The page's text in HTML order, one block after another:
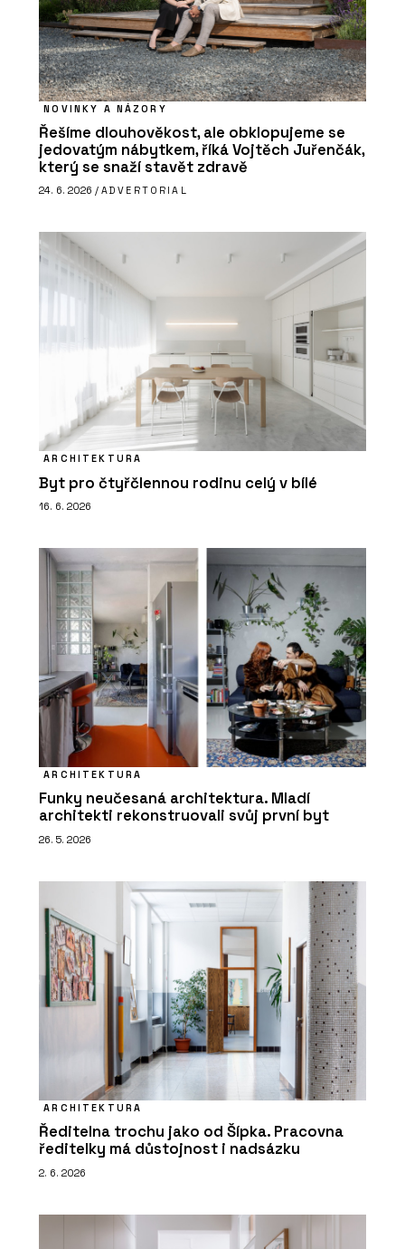
NOVINKY A NÁZORY
Řešíme dlouhověkost, ale obklopujeme se
jedovatým nábytkem, říká Vojtěch Juřenčák,
který se snaží stavět zdravě
24. 6. 2026 / ADVERTORIAL
ARCHITEKTURA
Byt pro čtyřčlennou rodinu celý v bílé
16. 6. 2026
ARCHITEKTURA
Funky neučesaná architektura. Mladí
architekti rekonstruovali svůj první byt
26. 5. 2026
ARCHITEKTURA
Ředitelna trochu jako od Šípka. Pracovna
ředitelky má důstojnost i nadsázku
2. 6. 2026